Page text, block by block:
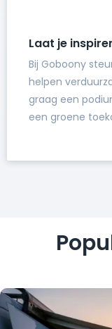
Laat je
Bij Goboony
helpen
graag een
een groene